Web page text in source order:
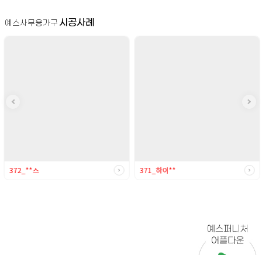
예스사무용가구 시공사례
372_**스 371_하이**